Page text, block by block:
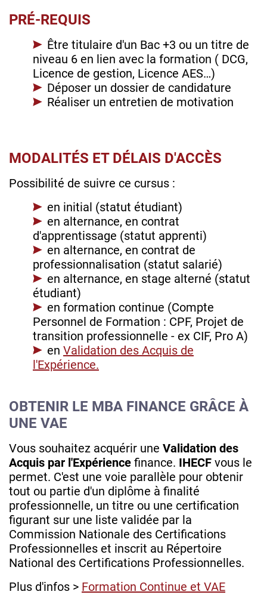
PRÉ-REQUIS
Être titulaire d'un Bac +3 ou un titre de
niveau 6 en lien avec la formation ( DCG,
Licence de gestion, Licence AES…)
Déposer un dossier de candidature
Réaliser un entretien de motivation
MODALITÉS ET DÉLAIS D'ACCÈS
Possibilité de suivre ce cursus :
en initial (statut étudiant)
en alternance, en contrat
d'apprentissage (statut apprenti)
en alternance, en contrat de
professionnalisation (statut salarié)
en alternance, en stage alterné (statut
étudiant)
en formation continue (Compte
Personnel de Formation : CPF, Projet de
transition professionnelle - ex CIF, Pro A)
en Validation des Acquis de
l'Expérience.
OBTENIR LE MBA FINANCE GRÂCE À
UNE VAE
Vous souhaitez acquérir une Validation des
Acquis par l'Expérience finance. IHECF vous le
permet. C'est une voie parallèle pour obtenir
tout ou partie d'un diplôme à finalité
professionnelle, un titre ou une certification
figurant sur une liste validée par la
Commission Nationale des Certifications
Professionnelles et inscrit au Répertoire
National des Certifications Professionnelles.
Plus d'infos > Formation Continue et VAE